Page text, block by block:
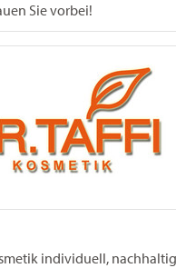
Sie vorbei!
individuell,